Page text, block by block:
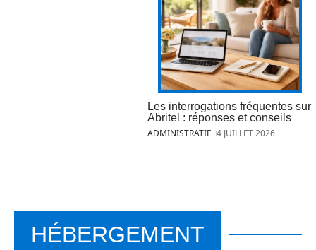
Les interrogations fréquentes sur
Abritel : réponses et conseils
ADMINISTRATIF 4 JUILLET 2026
HÉBERGEMENT